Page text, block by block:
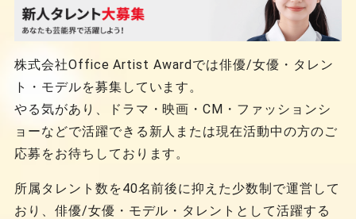
株式会社Office Artist Awardでは俳優/女優・タレン
ト・モデルを募集しています。
やる気があり、ドラマ・映画・CM・ファッションシ
ョーなどで活躍できる新人または現在活動中の方のご
応募をお待ちしております。
所属タレント数を40名前後に抑えた少数制で運営して
おり、俳優/女優・モデル・タレントとして活躍する